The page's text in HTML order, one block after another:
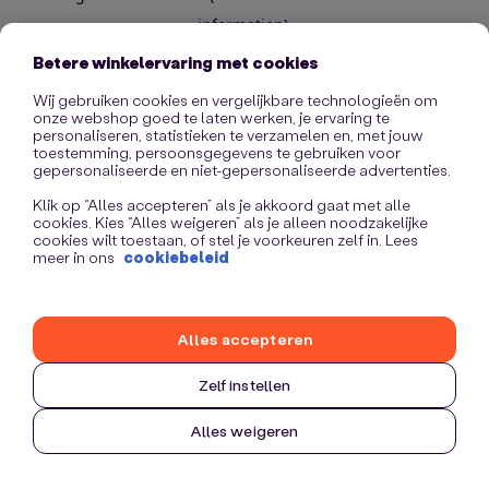
information).
Betere winkelervaring met cookies
Wij gebruiken cookies en vergelijkbare technologieën om
onze webshop goed te laten werken, je ervaring te
personaliseren, statistieken te verzamelen en, met jouw
toestemming, persoonsgegevens te gebruiken voor
gepersonaliseerde en niet-gepersonaliseerde advertenties.
Klik op “Alles accepteren” als je akkoord gaat met alle
cookies. Kies “Alles weigeren” als je alleen noodzakelijke
cookies wilt toestaan, of stel je voorkeuren zelf in. Lees
meer in ons cookiebeleid
Zelf instellen
Alles weigeren
Alles accepteren